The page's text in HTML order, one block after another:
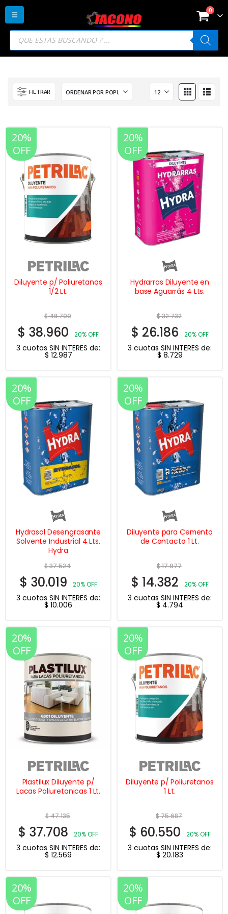
Búsqueda
productos
0
FILTRAR
20%
OFF
Diluyente p/ Poliuretanos
1/2 Lt.
$48.700
$ 38.960 20% OFF
3 cuotas SIN INTERES de:
$ 12.987
20%
OFF
Hydrarras Diluyente en
base Aguarrás 4 Lts.
$32.732
$ 26.186 20% OFF
3 cuotas SIN INTERES de:
$ 8.729
20%
OFF
Hydrasol Desengrasante
Solvente Industrial 4 Lts.
Hydra
$37.524
$ 30.019 20% OFF
3 cuotas SIN INTERES de:
$ 10.006
20%
OFF
Diluyente para Cemento
de Contacto 1 Lt.
$17.977
$ 14.382 20% OFF
3 cuotas SIN INTERES de:
$ 4.794
20%
OFF
Plastilux Diluyente p/
Lacas Poliuretanicas 1 Lt.
$47.135
$ 37.708 20% OFF
3 cuotas SIN INTERES de:
$ 12.569
20%
OFF
Diluyente p/ Poliuretanos
1 Lt.
$75.687
$ 60.550 20% OFF
3 cuotas SIN INTERES de:
$ 20.183
20%
OFF
20%
OFF